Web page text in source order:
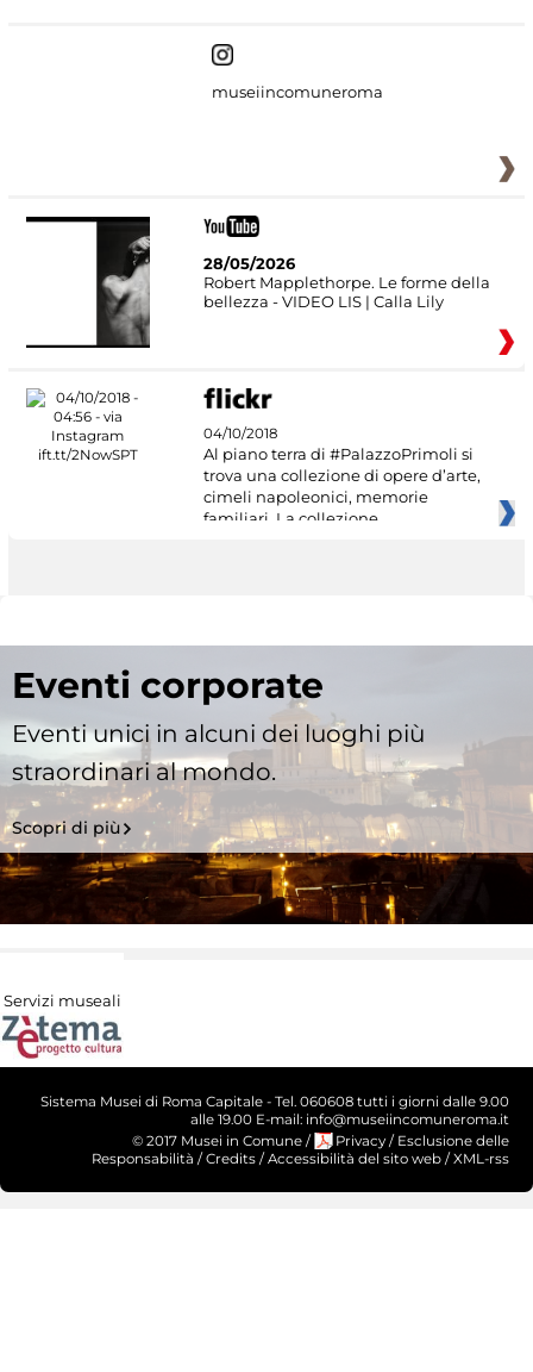
museiincomuneroma
28/05/2026
Robert Mapplethorpe. Le forme della
bellezza - VIDEO LIS | Calla Lily
04/10/2018
Al piano terra di #PalazzoPrimoli si
trova una collezione di opere d’arte,
cimeli napoleonici, memorie
familiari. La collezione
Eventi corporate
Eventi unici in alcuni dei luoghi più
straordinari al mondo.
Scopri di più
Servizi museali
Sistema Musei di Roma Capitale - Tel. 060608 tutti i giorni dalle 9.00
alle 19.00 E-mail: info@museiincomuneroma.it
© 2017 Musei in Comune / Privacy / Esclusione delle
Responsabilità /Credits /Accessibilità del sito web /XML-rss